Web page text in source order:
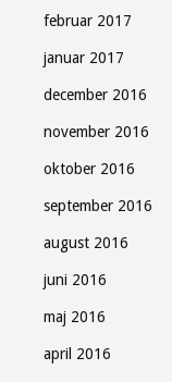
februar 2017
januar 2017
december 2016
november 2016
oktober 2016
september 2016
august 2016
juni 2016
maj 2016
april 2016